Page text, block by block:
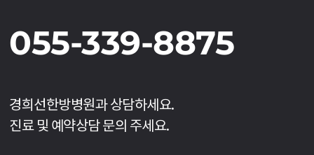
055-339-8875
경희선한방병원과 상담하세요.
진료 및 예약상담 문의 주세요.